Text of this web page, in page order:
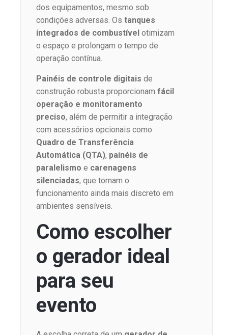
dos equipamentos, mesmo sob
condições adversas. Os tanques
integrados de combustível otimizam
o espaço e prolongam o tempo de
operação contínua.
Painéis de controle digitais de
construção robusta proporcionam fácil
operação e monitoramento
preciso, além de permitir a integração
com acessórios opcionais como
Quadro de Transferência
Automática (QTA), painéis de
paralelismo e carenagens
silenciadas, que tornam o
funcionamento ainda mais discreto em
ambientes sensíveis.
Como escolher
o gerador ideal
para seu
evento